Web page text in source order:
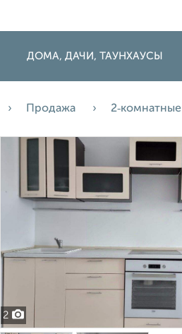
ДОМА, ДАЧИ, ТАУНХАУСЫ
Продажа 2‑комнатные
2